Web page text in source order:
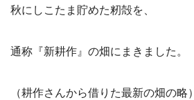
秋にしこたま貯めた籾殻を、
通称『新耕作』の畑にまきました。
（耕作さんから借りた最新の畑の略）